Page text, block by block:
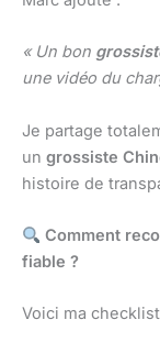
« Un bon
une vidéo du
Je partage
un grossiste
histoire de
Comment
fiable ?
Voici ma